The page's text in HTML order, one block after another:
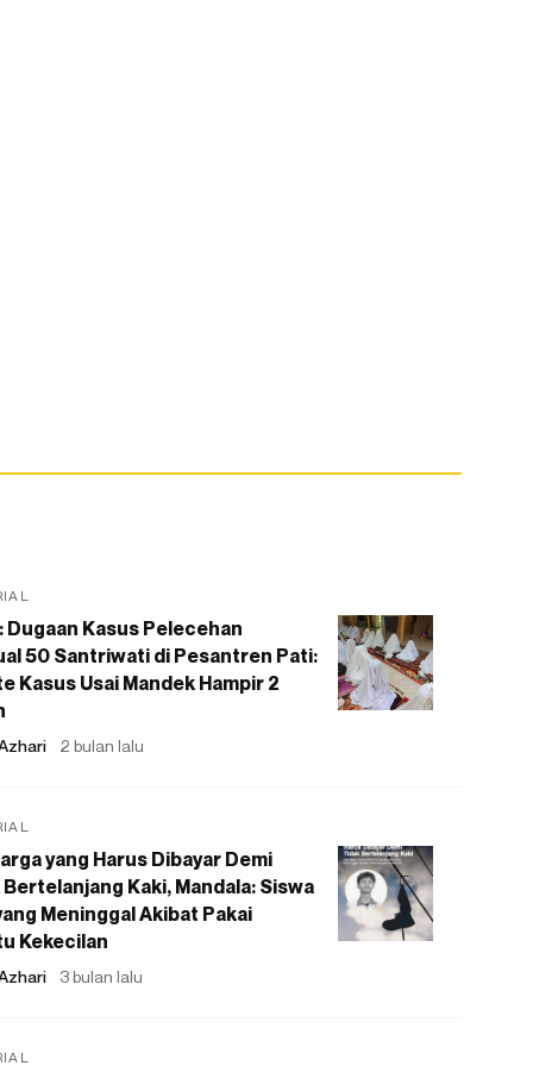
Dugaan Kasus Pelecehan
50 Santriwati di Pesantren Pati:
Kasus Usai Mandek Hampir 2
2 bulan lalu
yang Harus Dibayar Demi
Kaki, Mandala: Siswa
Meninggal Akibat Pakai
Kekecilan
3 bulan lalu